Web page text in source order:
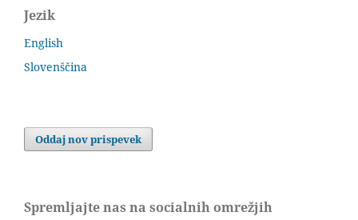
Jezik
English
Slovenščina
Oddaj nov prispevek
Spremljajte nas na socialnih omrežjih